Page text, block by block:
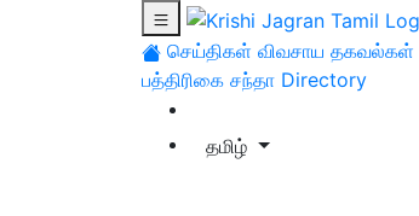
செய்திகள் விவசாய தகவல்கள்
பத்திரிகை சந்தா Directory
தமிழ்